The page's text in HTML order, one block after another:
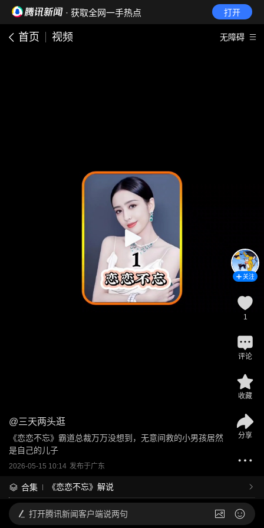
· 获取全网一手热点 打开
首页 视频 无障碍
@三天两头逛
《恋恋不忘》霸道总裁万万没想到，无意间救的小男孩居然
是自己的儿子
2026-05-15 10:14 发布于广东
合集 《恋恋不忘》解说
关注
1
评论
收藏
分享
打开腾讯新闻客户端说两句